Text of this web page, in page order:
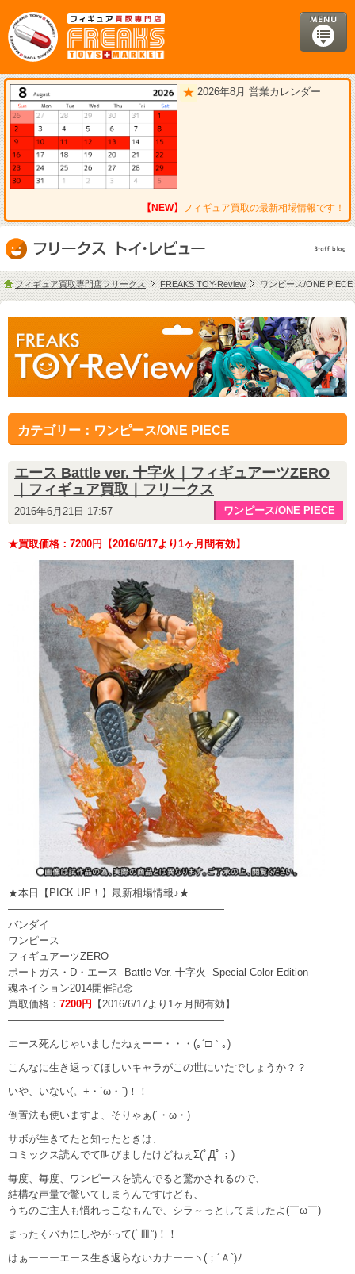
2026年8月 営業カレンダー
【NEW】 フィギュア買取の最新相場情報です！
フィギュア買取専門店フリークス FREAKS TOY-Review ワンピース/ONE PIECE
カテゴリー：ワンピース/ONE PIECE
エース Battle ver. 十字火｜フィギュアーツZERO
｜フィギュア買取｜フリークス
2016年6月21日 17:57 ワンピース/ONE PIECE
★買取価格：7200円【2016/6/17より1ヶ月間有効】
★本日【PICK UP！】最新相場情報♪★
—————————————————————
バンダイ
ワンピース
フィギュアーツZERO
ポートガス・D・エース -Battle Ver. 十字火- Special Color Edition
魂ネイション2014開催記念
買取価格： 7200円
【2016/6/17より1ヶ月間有効】
—————————————————————
エース死んじゃいましたねぇーー・・・(｡´□｀｡)
こんなに生き返ってほしいキャラがこの世にいたでしょうか？？
いや、いない(。+・`ω・´)！！
倒置法も使いますよ、そりゃぁ(´・ω・)
サボが生きてたと知ったときは、
コミックス読んでて叫びましたけどねぇΣ(ﾟДﾟ；)
毎度、毎度、ワンピースを読んでると驚かされるので、
結構な声量で驚いてしまうんですけども、
うちのご主人も慣れっこなもんで、シラ～っとしてましたよ(￣ω￣)
まったくバカにしやがって(ﾞ皿”)！！
はぁーーーエース生き返らないカナーーヽ(；´Ａ`)ﾉ